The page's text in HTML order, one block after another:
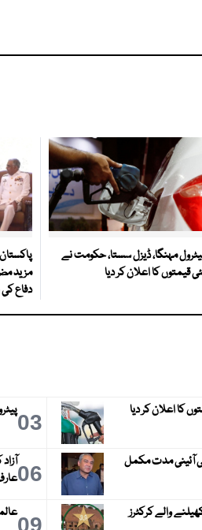
مہنگا، ڈیزل سستا، حکومت نے
قیمتوں کا اعلان کر دیا
مزید
دفاع کی
کا اعلان کر دیا 03
آئینی مدت مکمل
06عارف ، ایل
والے کرکٹرز
09